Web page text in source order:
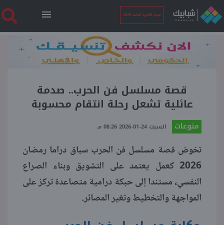
نتيجة الثانوية العامة 2026
الرئيسية
نتيجة الثانوية العامة 2026
فنجان قهوة
بوابة الطلبة
قصة مسلسل فن الحرب.. صدمة
عائلية تشعل رحلة انتقام محسوبة
منوعات السبت 24-01-2026 08:26 مـ
تخوض قصة مسلسل فن الحرب سباق دراما رمضان
2026 كعمل يعتمد على التشويق وبناء الصراع
النفسي، مستندا إلى حبكة درامية متصاعدة تركز على
المواجهة والتخطيط وتغير المصائر.